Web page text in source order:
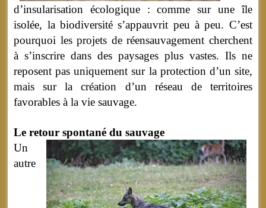
d’insularisation écologique : comme sur une île
isolée, la biodiversité s’appauvrit peu à peu. C’est
pourquoi les projets de réensauvagement cherchent
à s’inscrire dans des paysages plus vastes. Ils ne
reposent pas uniquement sur la protection d’un site,
mais sur la création d’un réseau de territoires
favorables à la vie sauvage.
Le retour spontané du sauvage
Un
autre